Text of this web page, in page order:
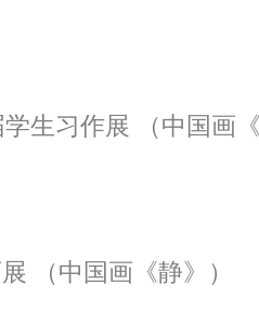
生习作展 （中国画
（中国画《静》）